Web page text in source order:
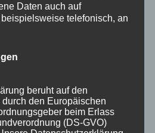
6, 2016|Allgemein
Daten auch auf
telefonisch, an
beruht auf den
den Europäischen
beim Erlass
(DS-GVO)